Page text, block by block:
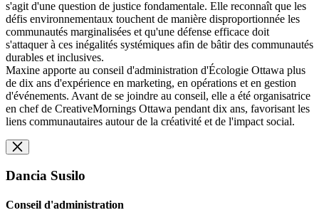
s'agit d'une question de justice fondamentale. Elle reconnaît que les
défis environnementaux touchent de manière disproportionnée les
communautés marginalisées et qu'une défense efficace doit
s'attaquer à ces inégalités systémiques afin de bâtir des communautés
durables et inclusives.
Maxine apporte au conseil d'administration d'Écologie Ottawa plus
de dix ans d'expérience en marketing, en opérations et en gestion
d'événements. Avant de se joindre au conseil, elle a été organisatrice
en chef de CreativeMornings Ottawa pendant dix ans, favorisant les
liens communautaires autour de la créativité et de l'impact social.
Dancia Susilo
Conseil d'administration